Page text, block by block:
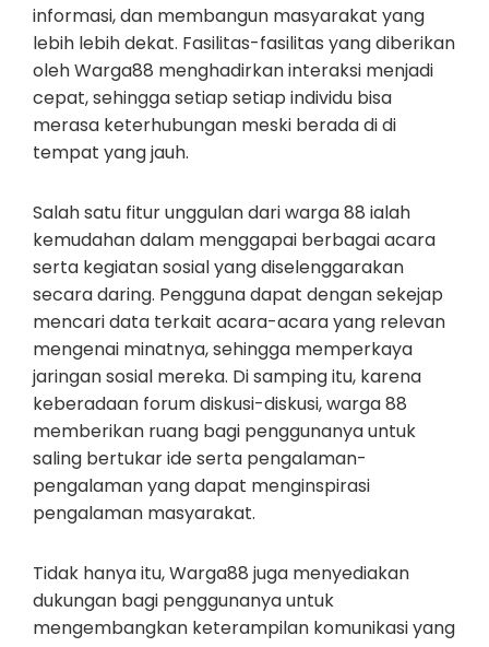
informasi, dan membangun masyarakat yang
lebih lebih dekat. Fasilitas-fasilitas yang diberikan
oleh Warga88 menghadirkan interaksi menjadi
cepat, sehingga setiap setiap individu bisa
merasa keterhubungan meski berada di di
tempat yang jauh.
Salah satu fitur unggulan dari warga 88 ialah
kemudahan dalam menggapai berbagai acara
serta kegiatan sosial yang diselenggarakan
secara daring. Pengguna dapat dengan sekejap
mencari data terkait acara-acara yang relevan
mengenai minatnya, sehingga memperkaya
jaringan sosial mereka. Di samping itu, karena
keberadaan forum diskusi-diskusi, warga 88
memberikan ruang bagi penggunanya untuk
saling bertukar ide serta pengalaman-
pengalaman yang dapat menginspirasi
pengalaman masyarakat.
Tidak hanya itu, Warga88 juga menyediakan
dukungan bagi penggunanya untuk
mengembangkan keterampilan komunikasi yang